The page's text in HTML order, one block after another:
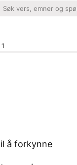
å forkynne